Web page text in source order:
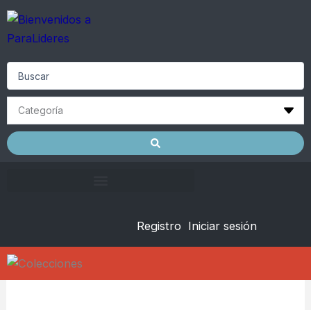
Skip
content
Registro Iniciar sesión